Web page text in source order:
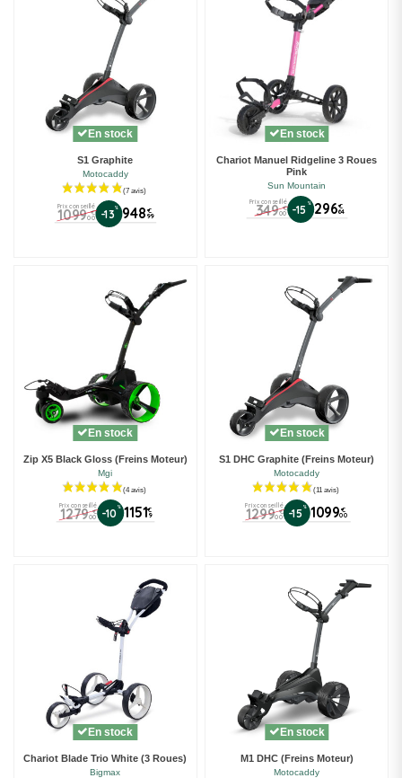
En stock
S1 Graphite
Motocaddy
Prix conseillé
1099 €
00 -13% 948 €
99
En stock
Chariot Manuel Ridgeline 3 Roues
Pink
Sun Mountain
Prix conseillé
349 €
00 -15 % 296 €
64
En stock
Zip X5 Black Gloss (Freins Moteur)
Mgi
Prix conseillé
1279 €
00 -10 % 1151€
9
En stock
S1 DHC Graphite (Freins Moteur)
Motocaddy
Prix conseillé
1299 €
00 -15 % 1099 €
00
En stock
Chariot Blade Trio White (3 Roues)
Bigmax
En stock
M1 DHC (Freins Moteur)
Motocaddy